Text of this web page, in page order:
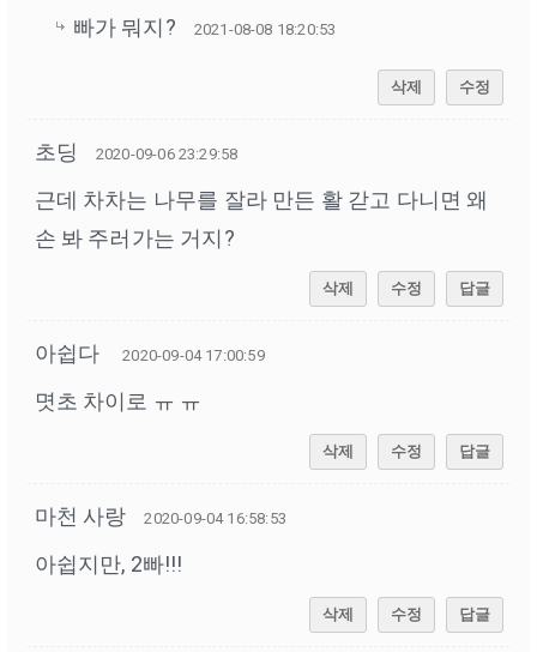
빠가 뭐지? 2021-08-08 18:20:53
삭제 수정
초딩 2020-09-06 23:29:58
근데 차차는 나무를 잘라 만든 활 갇고 다니면 왜
손 봐 주러가는 거지?
삭제 수정 답글
아쉽다 2020-09-04 17:00:59
몃초 차이로 ㅠ ㅠ
삭제 수정 답글
마천 사랑 2020-09-04 16:58:53
아쉽지만, 2빠!!!
삭제 수정 답글